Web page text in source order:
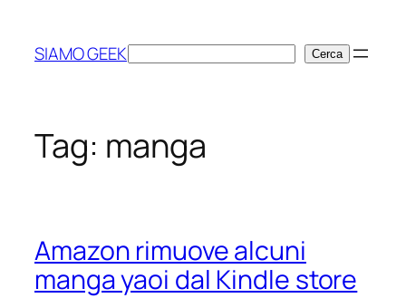
contenuto
SIAMO GEEKCerca Cerca
Tag: manga
Amazon rimuove alcuni
manga yaoi dal Kindle store